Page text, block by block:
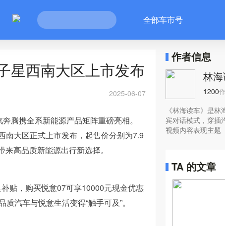
全部车市号
星西南大区上市发布
2025-06-07
腾携全系新能源产品矩阵重磅亮相。
南大区正式上市发布，起售价分别为7.9
高品质新能源出行新选择。
贴，购买悦意07可享10000元现金优惠
汽车与悦意生活变得“触手可及”。
作者信息
林
1200
《林海读车》是
宾对话模式，穿插
视频内容表现主题
TA 的文章